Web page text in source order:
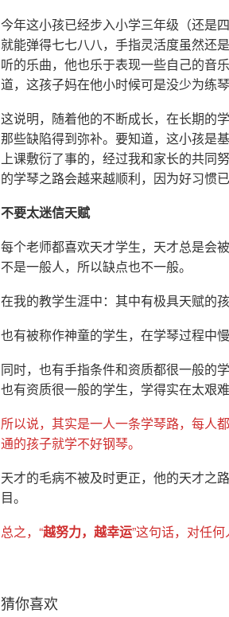
今年这小孩已经步入小学三年级（还是
就能弹得七七八八，手指灵活度虽然还
听的乐曲，他也乐于表现一些自己的音
道，这孩子妈在他小时候可是没少为练琴
这说明，随着他的不断成长，在长期的
那些缺陷得到弥补。要知道，这小孩是
上课敷衍了事的，经过我和家长的共同
的学琴之路会越来越顺利，因为好习惯已
不要太迷信天赋
每个老师都喜欢天才学生，天才总是会
不是一般人，所以缺点也不一般。
在我的教学生涯中：其中有极具天赋的
也有被称作神童的学生，在学琴过程中
同时，也有手指条件和资质都很一般的
也有资质很一般的学生，学得实在太艰难
所以说，其实是一人一条学琴路，每人
通的孩子就学不好钢琴。
天才的毛病不被及时更正，他的天才之
目。
总之，“越努力，越幸运”这句话，对任何
猜你喜欢